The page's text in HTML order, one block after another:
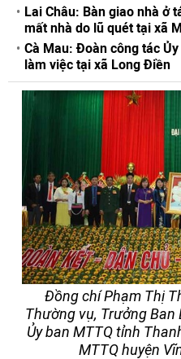
Lai Châu: Bàn giao nhà ở
mất nhà do lũ quét tại xã
Cà Mau: Đoàn công tác
làm việc tại xã Long Điền
Đồng chí Phạm Thị
Thường vụ, Trưởng Ban
Ủy ban MTTQ tỉnh
MTTQ huyện